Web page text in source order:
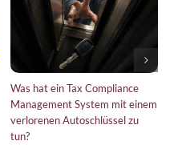
Was hat ein Tax Compliance
Management System mit einem
verlorenen Autoschlüssel zu
tun?